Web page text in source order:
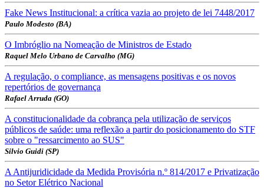
Fake News Institucional: a crítica vazia ao projeto de lei 7448/2017
Paulo Modesto (BA)
O Imbróglio na Nomeação de Ministros de Estado
Raquel Melo Urbano de Carvalho (MG)
A regulação, o compliance, as mensagens positivas e os novos
repertórios de governança
Rafael Arruda (GO)
A constitucionalidade da cobrança pela utilização de serviços
públicos de saúde: uma reflexão a partir do posicionamento do STF
sobre o "ressarcimento ao SUS"
Silvio Guidi (SP)
A Antijuridicidade da Medida Provisória n.º 814/2017 e Privatização
no Setor Elétrico Nacional